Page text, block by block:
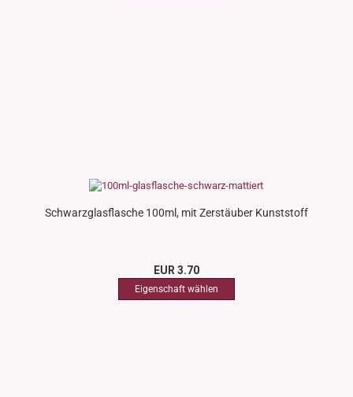
Schwarzglasflasche 100ml, mit Zerstäuber Kunststoff
EUR 3.70